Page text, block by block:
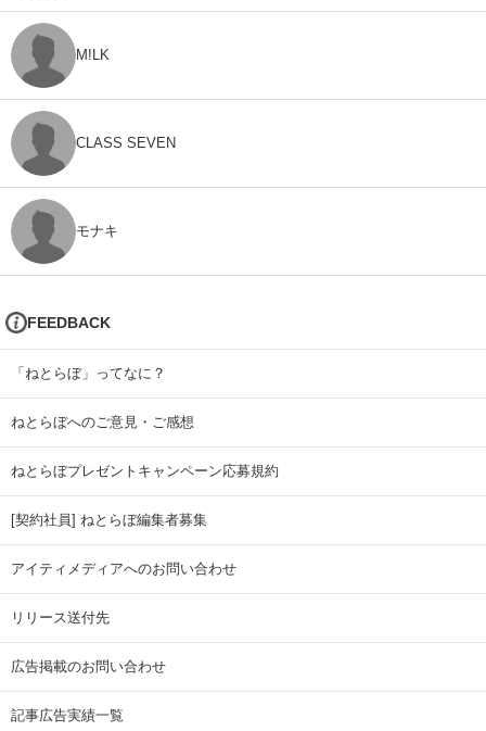
M!LK
CLASS SEVEN
モナキ
FEEDBACK
「ねとらぼ」ってなに？
ねとらぼへのご意見・ご感想
ねとらぼプレゼントキャンペーン応募規約
[契約社員] ねとらぼ編集者募集
アイティメディアへのお問い合わせ
リリース送付先
広告掲載のお問い合わせ
記事広告実績一覧